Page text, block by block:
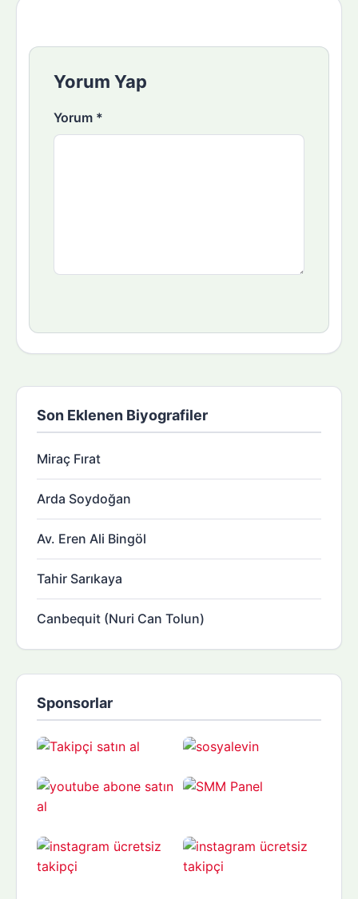
Yorum Yap
Yorum *
Son Eklenen Biyografiler
Miraç Fırat
Arda Soydoğan
Av. Eren Ali Bingöl
Tahir Sarıkaya
Canbequit (Nuri Can Tolun)
Sponsorlar